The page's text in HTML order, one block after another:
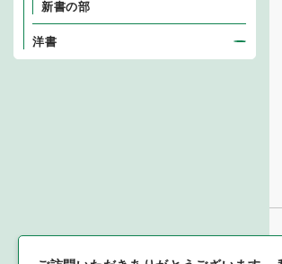
新書の部
洋書